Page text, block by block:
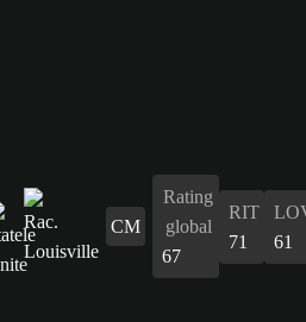
CM
Rating
global
67
RIT
71
61